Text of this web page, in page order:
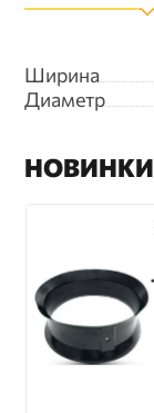
Ширина
Диаметр
НОВИНКИ